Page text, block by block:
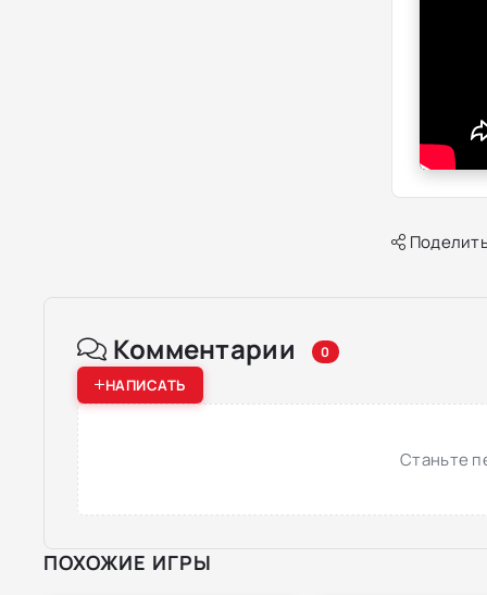
Комментарии 0
НАПИСАТЬ
Станьте
ПОХОЖИЕ ИГРЫ